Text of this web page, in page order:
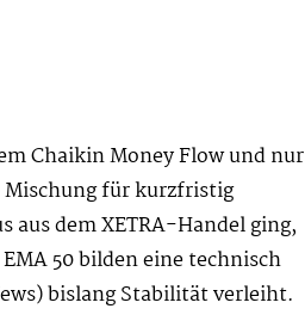
Chaikin Money Flow und nur
Mischung für kurzfristig
aus dem XETRA-Handel ging,
50 bilden eine technisch
bislang Stabilität verleiht.